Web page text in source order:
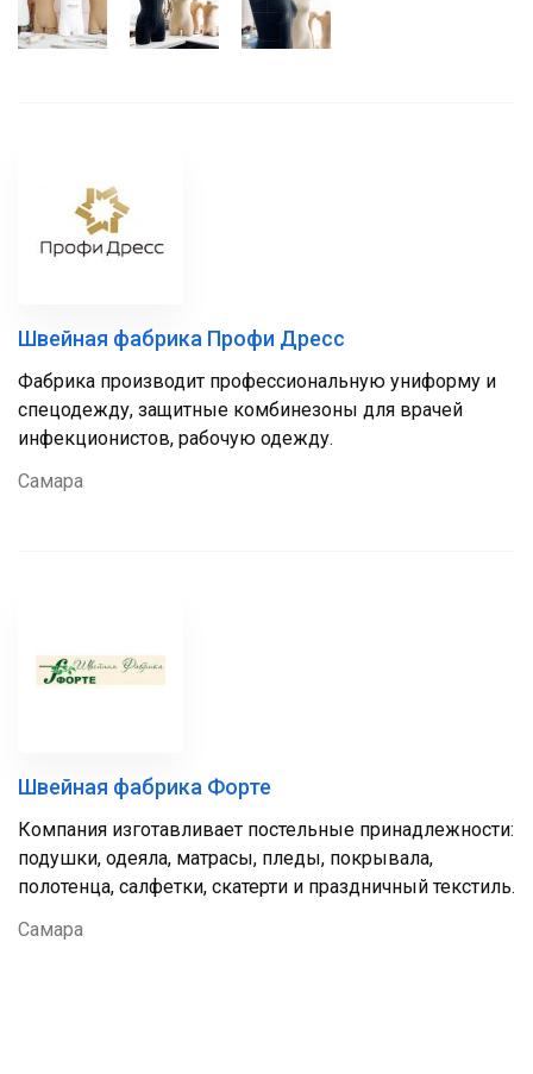
Швейная фабрика Профи Дресс
Фабрика производит профессиональную униформу и
спецодежду, защитные комбинезоны для врачей
инфекционистов, рабочую одежду.
Самара
Швейная фабрика Форте
Компания изготавливает постельные принадлежности:
подушки, одеяла, матрасы, пледы, покрывала,
полотенца, салфетки, скатерти и праздничный текстиль.
Самара